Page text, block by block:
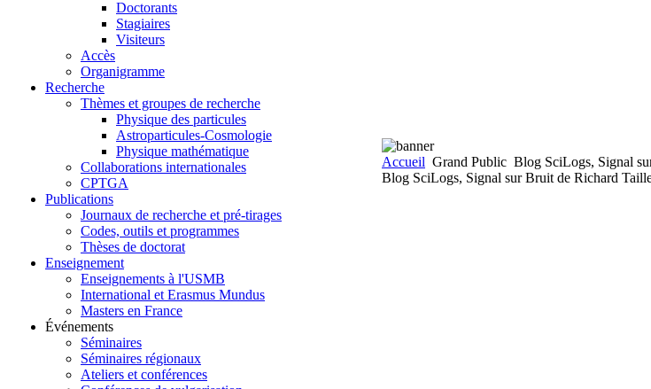
Doctorants
Stagiaires
Visiteurs
Accès
Organigramme
Recherche
Thèmes et groupes de recherche
Physique des particules
Astroparticules-Cosmologie
Physique mathématique
Collaborations internationales
CPTGA
Publications
Journaux de recherche et pré-tirages
Codes, outils et programmes
Thèses de doctorat
Enseignement
Enseignements à l'USMB
International et Erasmus Mundus
Masters en France
Événements
Séminaires
Séminaires régionaux
Ateliers et conférences
Accueil Grand Public Blog SciLogs, Signal
Blog SciLogs, Signal sur Bruit de Richard